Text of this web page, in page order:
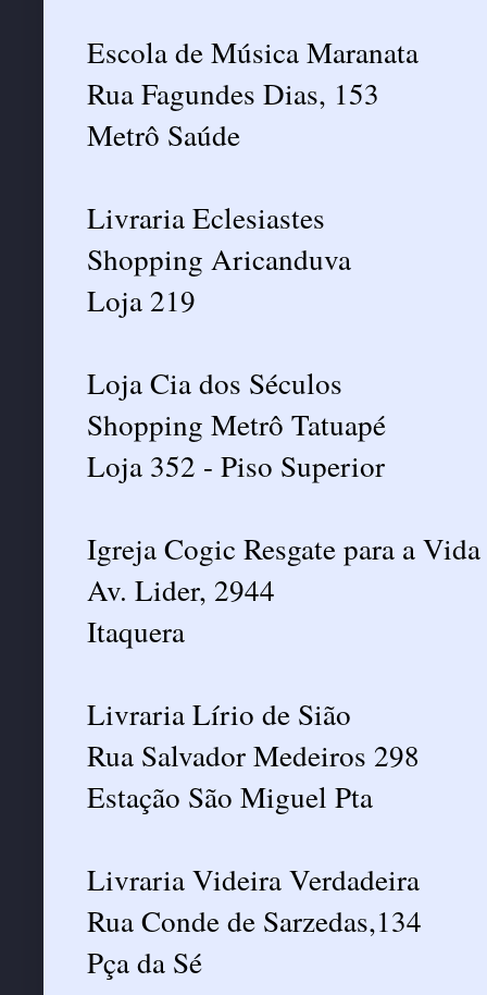
Escola de Música Maranata
Rua Fagundes Dias, 153
Metrô Saúde
Livraria Eclesiastes
Shopping Aricanduva
Loja 219
Loja Cia dos Séculos
Shopping Metrô Tatuapé
Loja 352 - Piso Superior
Igreja Cogic Resgate para a Vida
Av. Lider, 2944
Itaquera
Livraria Lírio de Sião
Rua Salvador Medeiros 298
Estação São Miguel Pta
Livraria Videira Verdadeira
Rua Conde de Sarzedas,134
Pça da Sé